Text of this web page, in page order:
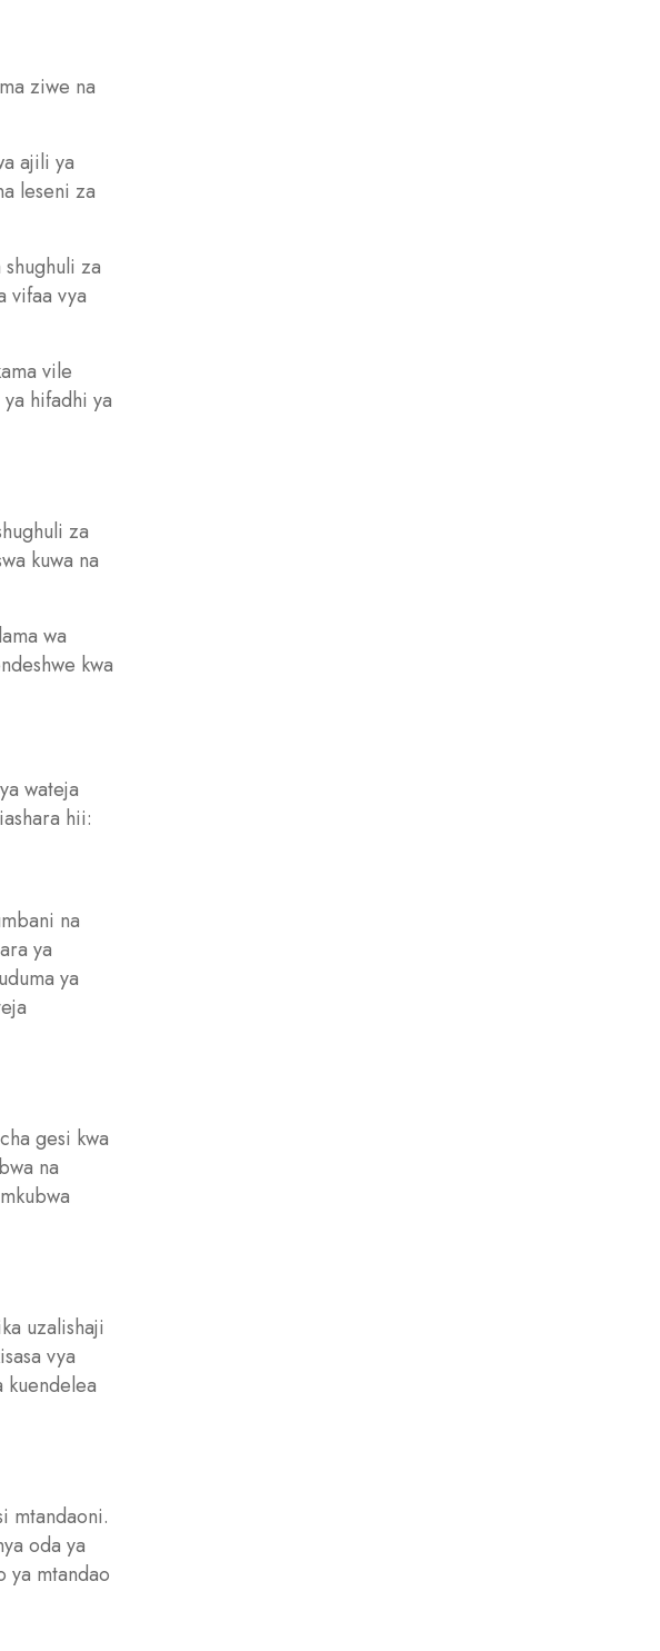
ziwe na
ajili ya
leseni za
za
vifaa vya
vile
hifadhi ya
za
kuwa na
wa
kwa
wateja
hii:
na
ya
ya
gesi kwa
na
uzalishaji
vya
kuendelea
mtandaoni.
oda ya
ya mtandao